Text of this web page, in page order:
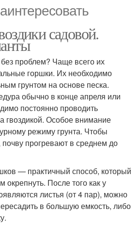
садовой.
без проблем? Чаще всего их
горшки. Их необходимо
грунтом на основе песка.
обычно в конце апреля или
постоянно проводить
гвоздикой. Особое внимание
режиму грунта. Чтобы
прогревают в среднем до
— практичный способ, который
окрепнуть. После того как у
листья (от 4 пар), можно
в большую емкость, либо